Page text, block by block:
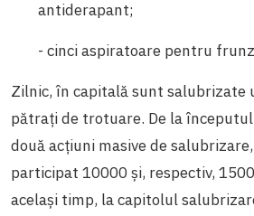
antiderapant;
- cinci aspiratoare pentru
Zilnic, în capitală sunt salubrizate
pătrați de trotuare. De la
două acțiuni masive de
participat 10000 și, respectiv,
același timp, la capitolul